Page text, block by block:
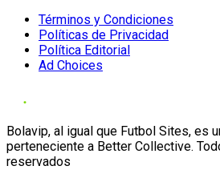
Términos y Condiciones
Políticas de Privacidad
Política Editorial
Ad Choices
Bolavip, al igual que Futbol Sites, es
perteneciente a Better Collective.
reservados